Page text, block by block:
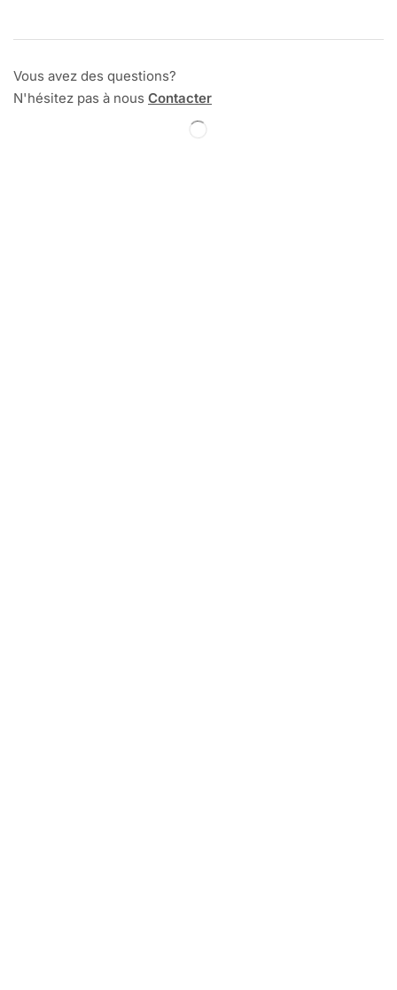
Vous avez des questions?
N'hésitez pas à nous Contacter